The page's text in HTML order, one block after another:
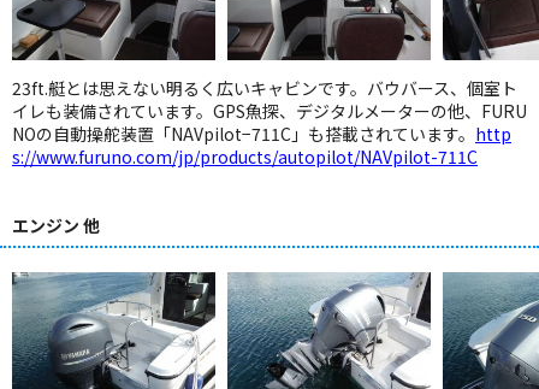
23ft.艇とは思えない明るく広いキャビンです。バウバース、個室ト
イレも装備されています。GPS魚探、デジタルメーターの他、FURU
NOの自動操舵装置「NAVpilot−711C」も搭載されています。 http
s://www.furuno.com/jp/products/autopilot/NAVpilot-711C
エンジン 他